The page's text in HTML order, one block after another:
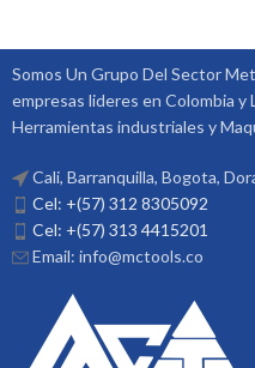
Somos Un Grupo Del Sector
empresas lideres en Colombia
Herramientas industriales y
Cali, Barranquilla, Bogota,
Cel: +(57) 312 8305092
Cel: +(57) 313 4415201
Email: info@mctools.co